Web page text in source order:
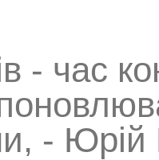
- час
- Юрій